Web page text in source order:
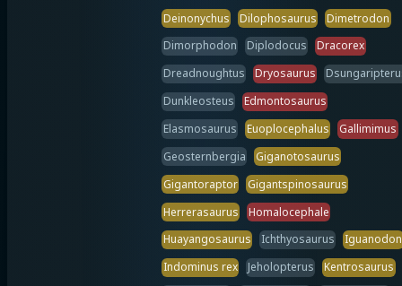
Deinonychus Dilophosaurus
Dimetrodon
Dimorphodon
Diplodocus
Dracorex
Dreadnoughtus
Dryosaurus
Dunkleosteus
Edmontosaurus
Elasmosaurus
Euoplocephalus
Gallimimus
Geosternbergia
Giganotosaurus
Gigantoraptor
Gigantspinosaurus
Herrerasaurus
Homalocephale
Huayangosaurus
Ichthyosaurus
Iguanodon
Indominus rex
Jeholopterus
Kentrosaurus